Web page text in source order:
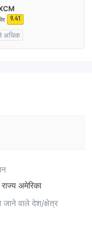
(एमएम)
MT4
9.41
अधिक
अमेरिका
जाने वाले देश/क्षेत्र